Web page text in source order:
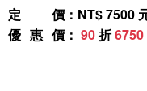
定價 ：NT$ 7500
優惠價 ： 90折6750